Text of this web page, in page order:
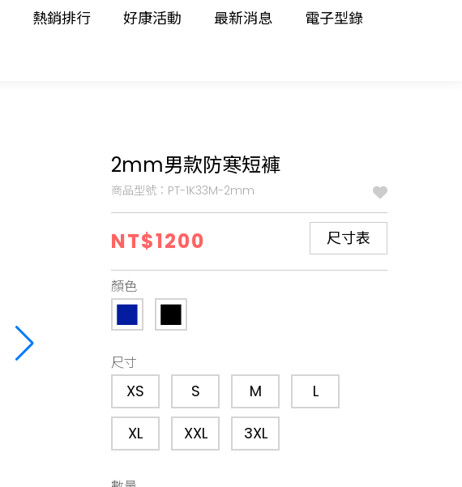
熱銷排行 好康活動 最新消息 電子型錄
2mm男款防寒短褲
商品型號：PT-1K33M-2mm
NT$1200 尺寸表
顏色
尺寸
XS S M L
XL XXL 3XL